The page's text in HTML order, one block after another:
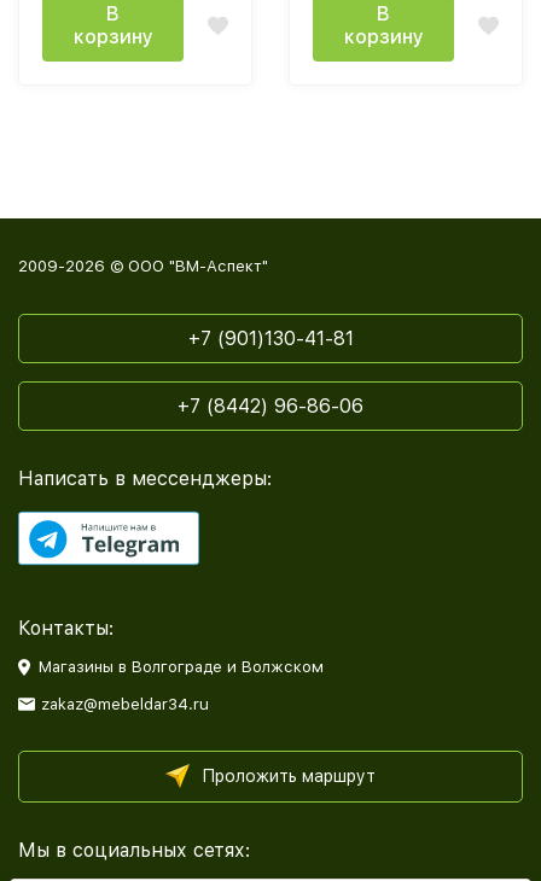
В
корзину
В
корзину
2009-2026 © ООО "ВМ-Аспект"
+7 (901)130-41-81
+7 (8442) 96-86-06
Написать в мессенджеры:
Контакты:
Магазины в Волгограде и Волжском
zakaz@mebeldar34.ru
Проложить маршрут
Мы в социальных сетях: